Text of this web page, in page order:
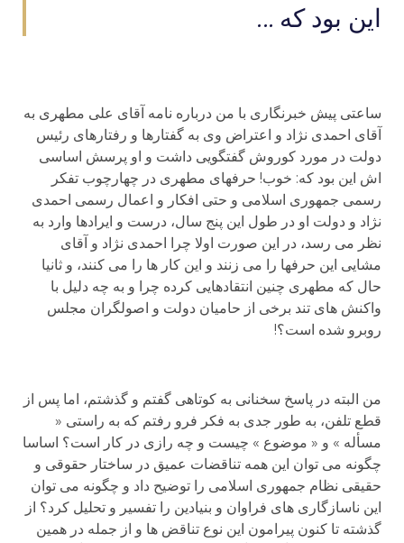
این بود که ...
ساعتی پیش خبرنگاری با من درباره نامه آقای علی مطهری به
آقای احمدی نژاد و اعتراض وی به گفتارها و رفتارهای رئیس
دولت در مورد کوروش گفتگویی داشت و او پرسش اساسی
اش این بود که: خوب! حرفهای مطهری در چهارچوب تفکر
رسمی جمهوری اسلامی و حتی افکار و اعمال رسمی احمدی
نژاد و دولت او در طول این پنج سال، درست و ایرادها وارد به
نظر می رسد، در این صورت اولا چرا احمدی نژاد و آقای
مشایی این حرفها را می زنند و این کار ها را می کنند، و ثانیا
حال که مطهری چنین انتقادهایی کرده چرا و به چه دلیل با
واکنش های تند برخی از حامیان دولت و اصولگران مجلس
روبرو شده است؟!
من البته در پاسخ سخنانی به کوتاهی گفتم و گذشتم، اما پس از
قطع تلفن، به طور جدی به فکر فرو رفتم که به راستی «
مسأله » و « موضوع » چیست و چه رازی در کار است؟ اساسا
چگونه می توان این همه تناقضات عمیق در ساختار حقوقی و
حقیقی نظام جمهوری اسلامی را توضیح داد و چگونه می توان
این ناسازگاری های فراوان و بنیادین را تفسیر و تحلیل کرد؟ از
گذشته تا کنون پیرامون این نوع تناقض ها و از جمله در همین